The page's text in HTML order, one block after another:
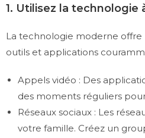
1. Utilisez la technologie
La technologie moderne
outils et applications
Appels vidéo : Des
des moments réguliers
Réseaux sociaux : Les
votre famille. Créez un